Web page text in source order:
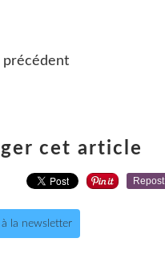
précédent
cet article
Repost
la newsletter